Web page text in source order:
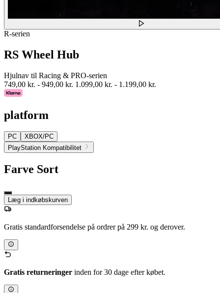
R-serien
RS Wheel Hub
Hjulnav til Racing & PRO-serien
749,00 kr. - 949,00 kr. 1.099,00 kr. - 1.199,00 kr.
platform
PC
XBOX/PC
PlayStation Kompatibilitet
Farve Sort
Læg i indkøbskurven
Gratis standardforsendelse på ordrer på 299 kr. og derover.
Gratis returneringer inden for 30 dage efter købet.